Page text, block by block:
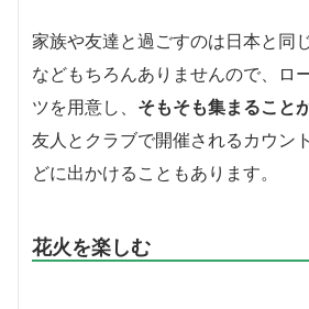
家族や友達と過ごすのは日本と同
などもちろんありませんので、ロ
ツを用意し、 そもそも集まること
友人とクラブで開催されるカウン
どに出かけることもあります。
花火を楽しむ